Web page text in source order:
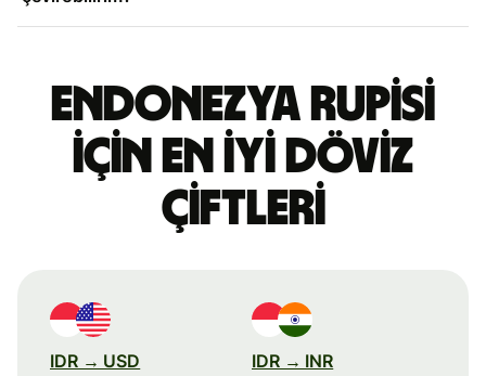
Endonezya rupisi
için en iyi döviz
çiftleri
IDR → USD IDR → INR